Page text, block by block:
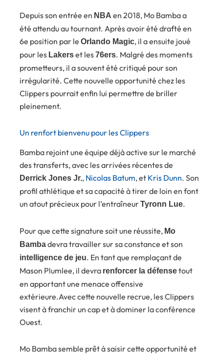
Depuis son entrée en NBA en 2018, Mo Bamba a
été attendu au tournant. Après avoir été drafté en
6e position par le Orlando Magic, il a ensuite joué
pour les Lakerset les76ers. Malgré des moments
prometteurs, il a souvent été critiqué pour son
irrégularité. Cette nouvelle opportunité chez les
Clippers pourrait enfin lui permettre de briller
pleinement.
Un renfort bienvenu pour les Clippers
Bamba rejoint une équipe déjà active sur le marché
des transferts, avec les arrivées récentes de
Derrick Jones Jr., Nicolas Batum, et Kris Dunn. Son
profil athlétique et sa capacité à tirer de loin en font
un atout précieux pour l’entraîneurTyronn Lue.
Pour que cette signature soit une réussite, Mo
Bambadevra travailler sur sa constance et son
intelligence de jeu. En tant que remplaçant de
Mason Plumlee, il devra renforcer la défensetout
en apportant une menace offensive
extérieure.Avec cette nouvelle recrue, les Clippers
visent à franchir un cap et à dominer la conférence
Ouest.
Mo Bamba semble prêt à saisir cette opportunité et